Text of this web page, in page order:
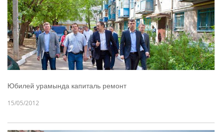
Юбилей урамында капиталь ремонт
15/05/2012